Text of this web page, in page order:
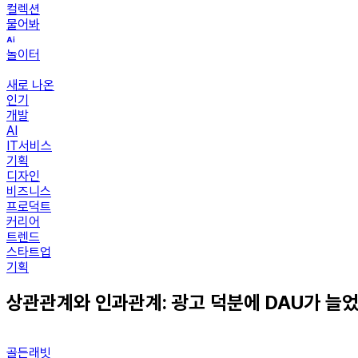
컬렉션
물어봐
놀이터
새로 나온
인기
개발
AI
IT서비스
기획
디자인
비즈니스
프로덕트
커리어
트렌드
스타트업
기획
상관관계와 인과관계: 광고 덕분에 DAU가 늘
골든래빗